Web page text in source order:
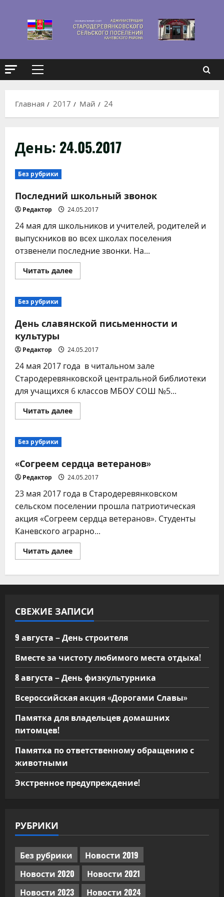
содержимому
Основное
Главная
2017 Май 24
День: 24.05.2017
Без рубрики
Последний школьный звонок
Редактор 24.05.2017
24 мая для школьников и учителей, родителей и
выпускников во всех школах поселения
отзвенели последние звонки. На...
Читать далееПрочитать
больше
Без рубрики
День славянской письменности и
культуры
Редактор 24.05.2017
24 мая 2017 года в читальном зале
Стародеревянковской центральной библиотеки
для учащихся 6 классов МБОУ СОШ №5...
Читать далееПрочитать
больше
Без рубрики
«Согреем сердца ветеранов»
Редактор 24.05.2017
23 мая 2017 года в Стародеревянковском
сельском поселении прошла патриотическая
акция «Согреем сердца ветеранов». Студенты
Каневского аграрно...
Читать далееПрочитать
больше
ветеранов»
СВЕЖИЕ ЗАПИСИ
9 августа – День строителя
Вместе за чистоту любимого места отдыха!
8 августа – День физкультурника
Всероссийская акция «Дорогами Славы»
Памятка для владельцев домашних
питомцев!
Памятка по ответственному обращению с
животными
Экстренное предупреждение!
РУБРИКИ
Без рубрики
Новости 2019
Новости 2020
Новости 2021
Новости 2023
Новости 2024